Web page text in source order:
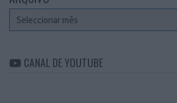
Arquivo
CANAL DE YOUTUBE